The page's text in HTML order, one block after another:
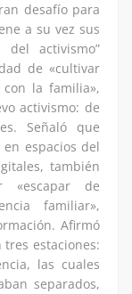
desafío para
a su vez sus
activismo”
de «cultivar
la familia»,
activismo: de
Señaló que
espacios del
también
de
familiar»,
Afirmó
estaciones:
las cuales
separados,